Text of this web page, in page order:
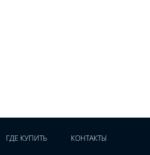
ГДЕ КУПИТЬ КОНТАКТЫ